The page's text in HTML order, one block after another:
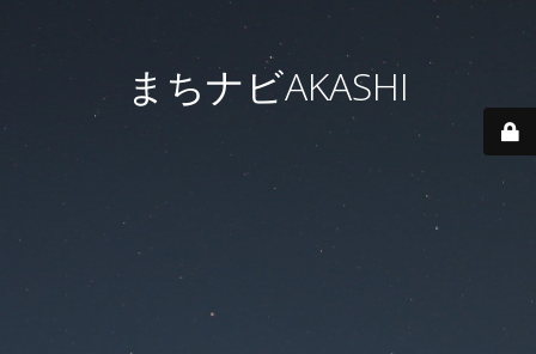
まちナビAKASHI